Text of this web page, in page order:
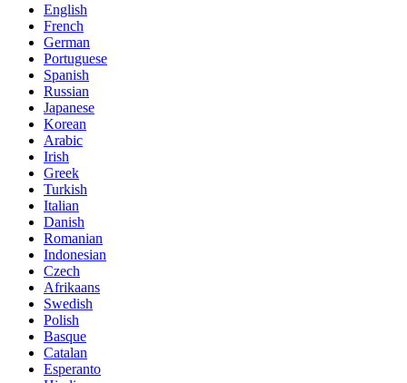
English
French
German
Portuguese
Spanish
Russian
Japanese
Korean
Arabic
Irish
Greek
Turkish
Italian
Danish
Romanian
Indonesian
Czech
Afrikaans
Swedish
Polish
Basque
Catalan
Esperanto